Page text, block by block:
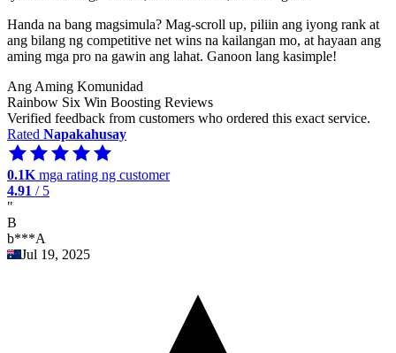
Handa na bang magsimula? Mag-scroll up, piliin ang iyong rank at
ang bilang ng competitive net wins na kailangan mo, at hayaan ang
aming mga pro na gawin ang lahat. Ganoon lang kasimple!
Ang Aming Komunidad
Rainbow Six Win Boosting Reviews
Verified feedback from customers who ordered this exact service.
Rated Napakahusay
0.1K mga rating ng customer
4.91 / 5
"
B
b***A
Jul 19, 2025